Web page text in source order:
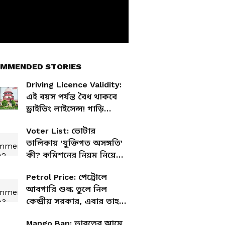
STORIES
Driving Licence Validity:
এই বয়স পর্যন্ত বৈধ থাকবে
ড্রাইভিং লাইসেন্স! গাড়ি
সিদ্ধান্ত নিল কেন্দ্র
Voter List: ভোটার
তালিকায় 'যুক্তিগত অসঙ্গতি'
কী? কমিশনের নিয়ম নিয়ে
Petrol Price: পেট্রোলে
আবগারি শুল্ক তুলে নিল
কেন্দ্রীয় সরকার, এবার তাহলে